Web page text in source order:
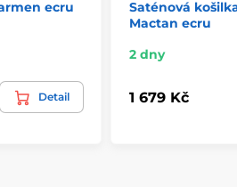
ecru
Detail
Saténová
Mactan ecru
2 dny
1 679 Kč